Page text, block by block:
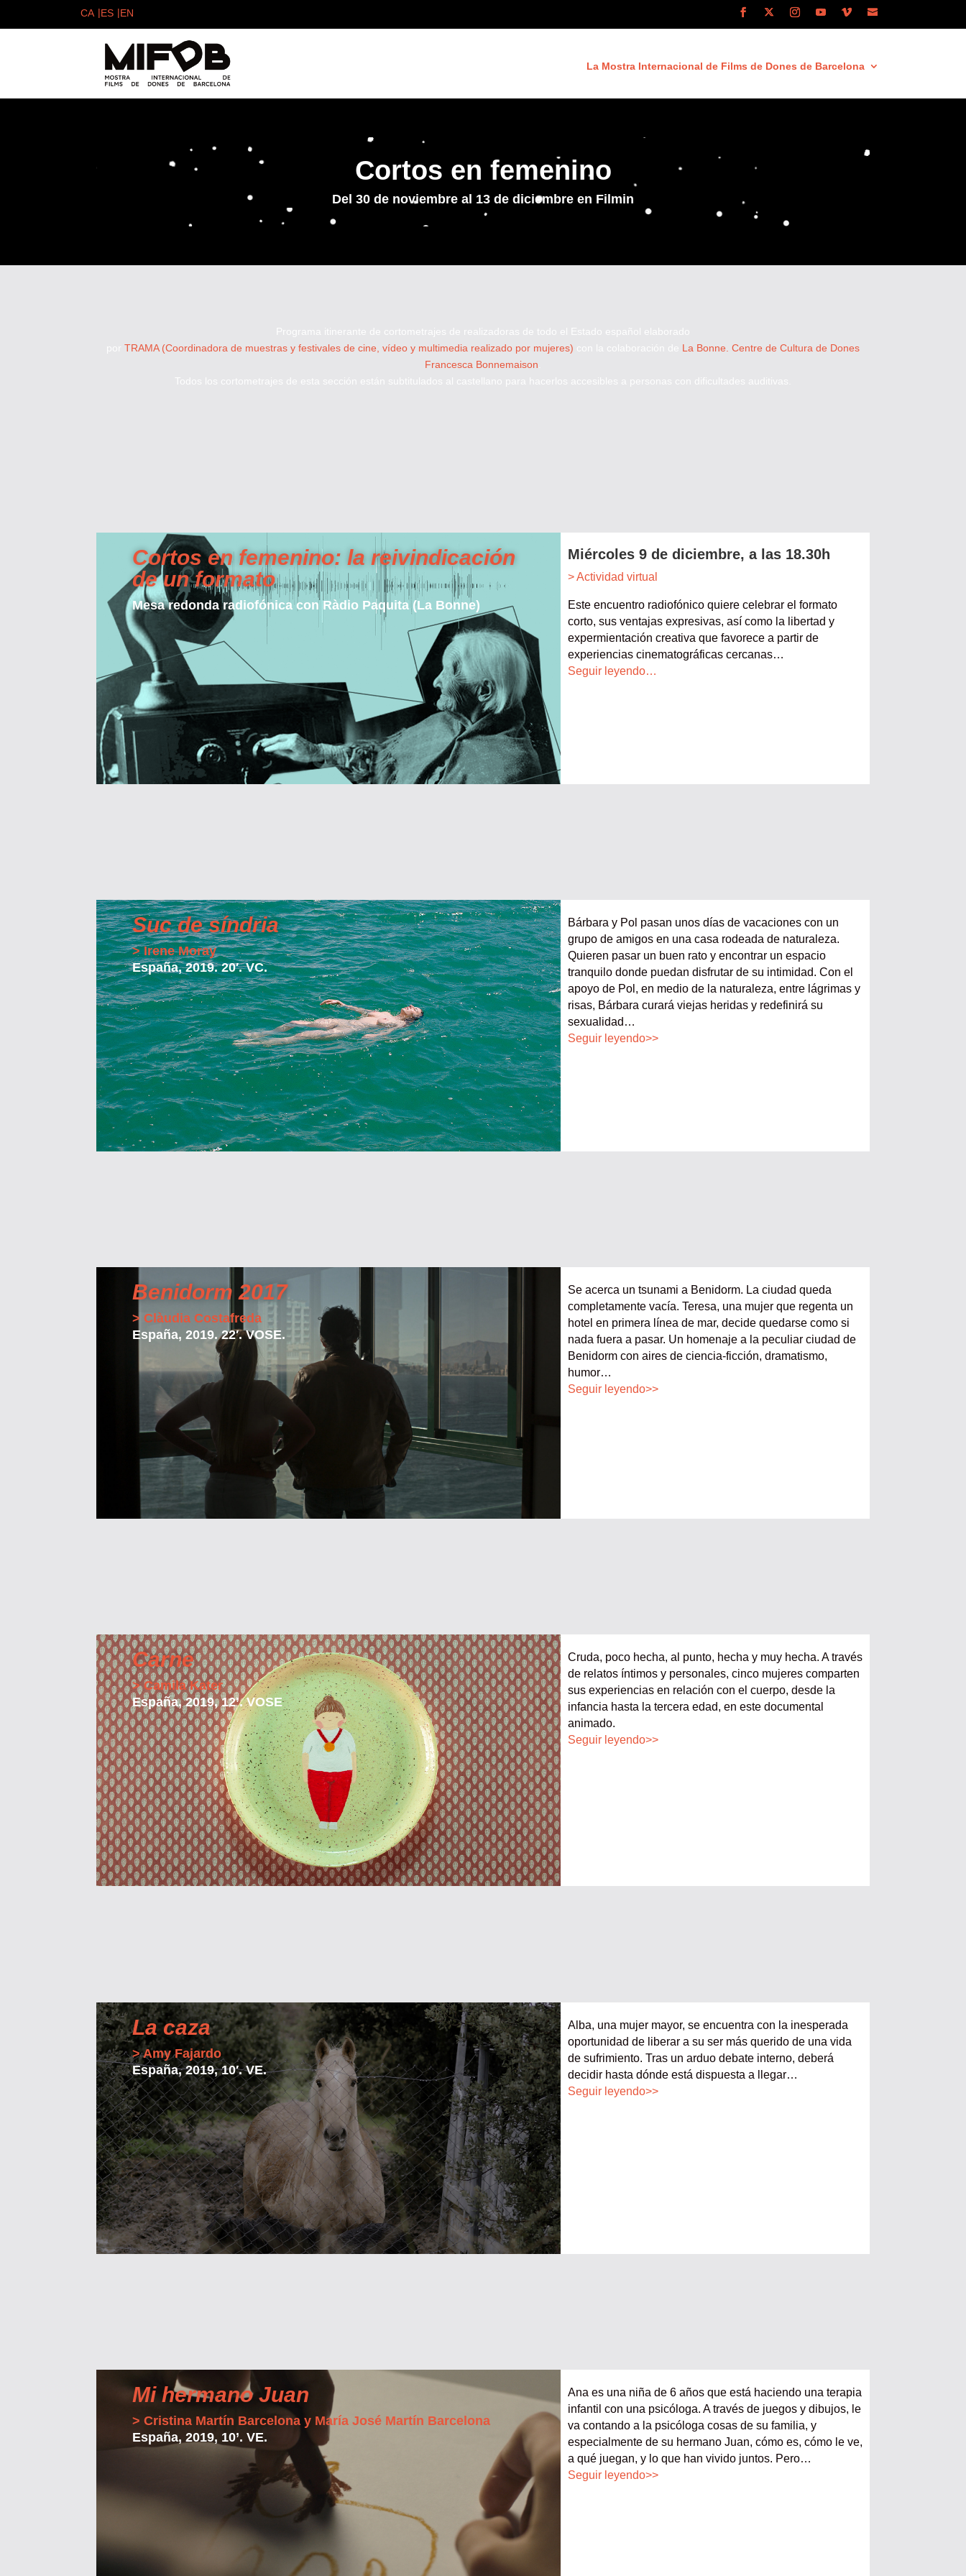
La Mostra Internacional de Films de Dones de Barcelona
Cortos en femenino
Del 30 de noviembre al 13 de diciembre en Filmin
​Programa itinerante de cortometrajes de realizadoras de todo el Estado español elaborado
por TRAMA (Coordinadora de muestras y festivales de cine, vídeo y multimedia realizado por mujeres) con la colaboración de La Bonne. Centre de Cultura de Dones
Francesca Bonnemaison
Todos los cortometrajes de esta sección están subtitulados al castellano para hacerlos accesibles a personas con dificultades auditivas.
Cortos en femenino: la reivindicación
de un formato
Mesa redonda radiofónica con Ràdio Paquita (La Bonne)
Miércoles 9 de diciembre, a las 18.30h
> Actividad virtual
Este encuentro radiofónico quiere celebrar el formato
corto, sus ventajas expresivas, así como la libertad y
expermientación creativa que favorece a partir de
experiencias cinematográficas cercanas…
Seguir leyendo…
Suc de síndria
> Irene Moray
España, 2019. 20′. VC.
Bárbara y Pol pasan unos días de vacaciones con un
grupo de amigos en una casa rodeada de naturaleza.
Quieren pasar un buen rato y encontrar un espacio
tranquilo donde puedan disfrutar de su intimidad. Con el
apoyo de Pol, en medio de la naturaleza, entre lágrimas y
risas, Bárbara curará viejas heridas y redefinirá su
sexualidad…
Seguir leyendo>>
Benidorm 2017
> Clàudia Costafreda
España, 2019. 22′. VOSE.
Se acerca un tsunami a Benidorm. La ciudad queda
completamente vacía. Teresa, una mujer que regenta un
hotel en primera línea de mar, decide quedarse como si
nada fuera a pasar. Un homenaje a la peculiar ciudad de
Benidorm con aires de ciencia-ficción, dramatismo,
humor…
Seguir leyendo>>
Carne
> Camila Kater
España, 2019, 12’. VOSE
Cruda, poco hecha, al punto, hecha y muy hecha. A través
de relatos íntimos y personales, cinco mujeres comparten
sus experiencias en relación con el cuerpo, desde la
infancia hasta la tercera edad, en este documental
animado.
Seguir leyendo>>
La caza
> Amy Fajardo
España, 2019, 10′. VE.
Alba, una mujer mayor, se encuentra con la inesperada
oportunidad de liberar a su ser más querido de una vida
de sufrimiento. Tras un arduo debate interno, deberá
decidir hasta dónde está dispuesta a llegar…
Seguir leyendo>>
Mi hermano Juan
> Cristina Martín Barcelona y María José Martín Barcelona
España, 2019, 10’. VE.
Ana es una niña de 6 años que está haciendo una terapia
infantil con una psicóloga. A través de juegos y dibujos, le
va contando a la psicóloga cosas de su familia, y
especialmente de su hermano Juan, cómo es, cómo le ve,
a qué juegan, y lo que han vivido juntos. Pero…
Seguir leyendo>>